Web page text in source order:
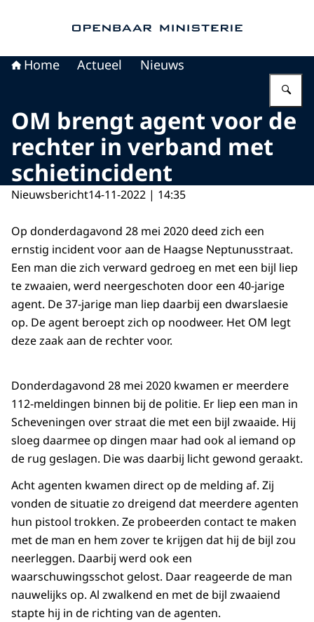
Home Actueel Nieuws
OM brengt agent voor de
rechter in verband met
schietincident
Nieuwsbericht14-11-2022 | 14:35
Op donderdagavond 28 mei 2020 deed zich een
ernstig incident voor aan de Haagse Neptunusstraat.
Een man die zich verward gedroeg en met een bijl liep
te zwaaien, werd neergeschoten door een 40-jarige
agent. De 37-jarige man liep daarbij een dwarslaesie
op. De agent beroept zich op noodweer. Het OM legt
deze zaak aan de rechter voor.
Donderdagavond 28 mei 2020 kwamen er meerdere
112-meldingen binnen bij de politie. Er liep een man in
Scheveningen over straat die met een bijl zwaaide. Hij
sloeg daarmee op dingen maar had ook al iemand op
de rug geslagen. Die was daarbij licht gewond geraakt.
Acht agenten kwamen direct op de melding af. Zij
vonden de situatie zo dreigend dat meerdere agenten
hun pistool trokken. Ze probeerden contact te maken
met de man en hem zover te krijgen dat hij de bijl zou
neerleggen. Daarbij werd ook een
waarschuwingsschot gelost. Daar reageerde de man
nauwelijks op. Al zwalkend en met de bijl zwaaiend
stapte hij in de richting van de agenten.